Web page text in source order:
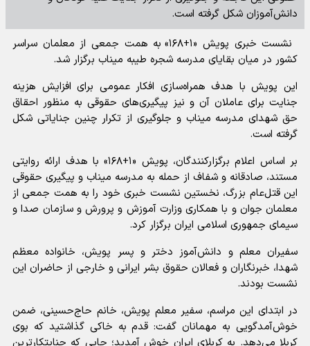
دانش‌آموزان شکل گرفته است.
نشست خبری پویش «۱+۱۶۸» به همت جمعی از معلمان سراسر
کشور در میان بقایای مدرسه شجره طیبه میناب برگزار شد.
این پویش با هدف همراه‌سازی افکار عمومی برای افزایش هزینه
جنایت برای عاملان آن و نیز پیگیری‌های حقوقی به منظور احقاق
حق شهدای مدرسه میناب و جلوگیری از تکرار چنین جنایاتی شکل
گرفته است.
بر اساس اعلام برگزارکنندگان، پویش «۱+۱۶۸» با هدف ارائه روایتی
مستند، صادقانه و شفاف از حمله به مدرسه میناب و پیگیری حقوقی
این قتل‌عام بزرگ، نخستین نشست خبری خود را به همت جمعی از
معلمان جوان و با همکاری وزارت آموزش و پرورش و سازمان صدا و
سیمای جمهوری اسلامی ایران برگزار کرد.
سفیران معلم و دانش‌آموز دختر و پسر پویش، خانواده معظم
شهدا، خبرنگاران و فعالان حقوق بشر ایرانی و خارجی از حاضران این
نشست بودند.
در ابتدای این مراسم، سفیر معلم پویش، خانم حاج‌حسینی، ضمن
خوش‌آمدگویی به مهمانان گفت: قدم به خاکی گذاشتید که بوی